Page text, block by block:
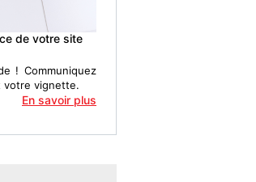
de votre site
! Communiquez
votre vignette.
En savoir plus